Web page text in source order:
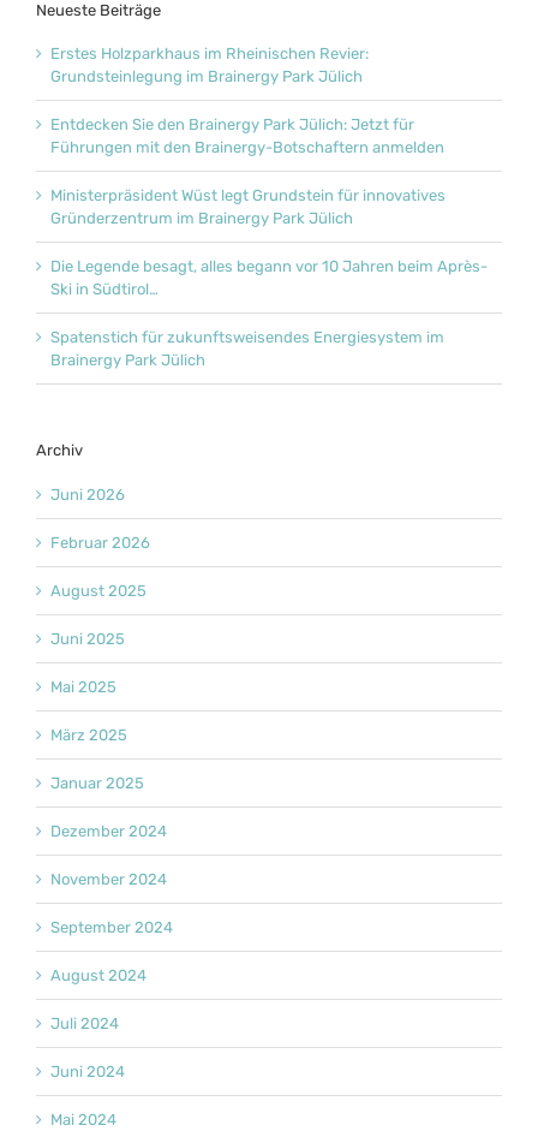
Neueste Beiträge
Erstes Holzparkhaus im Rheinischen Revier:
Grundsteinlegung im Brainergy Park Jülich
Entdecken Sie den Brainergy Park Jülich: Jetzt für
Führungen mit den Brainergy-Botschaftern anmelden
Ministerpräsident Wüst legt Grundstein für innovatives
Gründerzentrum im Brainergy Park Jülich
Die Legende besagt, alles begann vor 10 Jahren beim Après-
Ski in Südtirol…
Spatenstich für zukunftsweisendes Energiesystem im
Brainergy Park Jülich
Archiv
Juni 2026
Februar 2026
August 2025
Juni 2025
Mai 2025
März 2025
Januar 2025
Dezember 2024
November 2024
September 2024
August 2024
Juli 2024
Juni 2024
Mai 2024